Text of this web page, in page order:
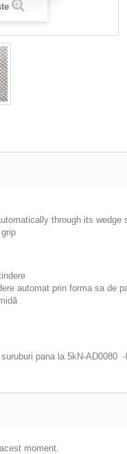
through its wedge
automat prin forma sa de
pana la 5kN-AD0080
moment.